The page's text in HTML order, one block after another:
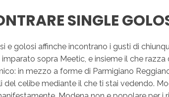
SINGLE
e golosi affinche incontrano i gusti di
sopra Meetic, e insieme il che
in mezzo a forme di Parmigiano
del celibe mediante il che ti stai vedendo.